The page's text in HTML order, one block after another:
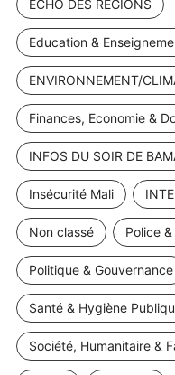
ECHO DES REGIONS
Education &
ENVIRONNEMENT/
Finances, Economie &
INFOS DU SOIR DE
Insécurité Mali
Non classé Police
Politique & Gouvernance
Santé & Hygiène
Société, Humanitaire &